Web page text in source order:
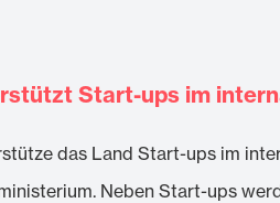
Start-ups im
das Land Start-ups im
Neben Start-ups